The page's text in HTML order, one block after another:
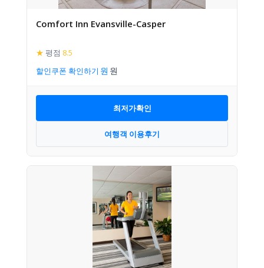
Comfort Inn Evansville-Casper
★ 평점 8.5
할인쿠폰 확인하기
최저가확인
여행객 이용후기